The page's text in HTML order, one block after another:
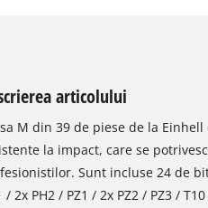
articolului
M din 39 de piese de la
la impact, care se
Sunt incluse 24 de
/ 2x PH2 / PZ1 / 2x PZ2 / PZ3 /